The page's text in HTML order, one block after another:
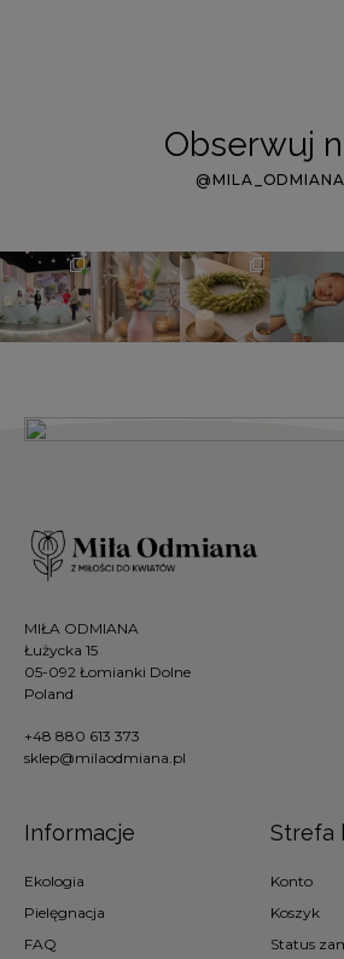
Obserwuj
@MILA_ODMIANA
MIŁA ODMIANA
Łużycka 15
05-092 Łomianki Dolne
Poland
+48 880 613 373
sklep@milaodmiana.pl
Informacje
Ekologia
Pielęgnacja
FAQ
Strefa
Konto
Koszyk
Status